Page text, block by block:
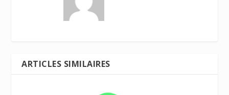
ARTICLES SIMILAIRES